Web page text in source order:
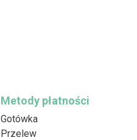
Metody płatności
Gotówka
Przelew